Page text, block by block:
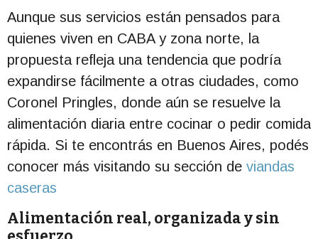
Aunque sus servicios están pensados para
quienes viven en CABA y zona norte, la
propuesta refleja una tendencia que podría
expandirse fácilmente a otras ciudades, como
Coronel Pringles, donde aún se resuelve la
alimentación diaria entre cocinar o pedir comida
rápida. Si te encontrás en Buenos Aires, podés
conocer más visitando su sección de viandas
caseras
Alimentación real, organizada y sin